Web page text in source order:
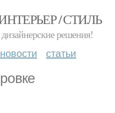
/ СТИЛЬ
решения!
новости статьи